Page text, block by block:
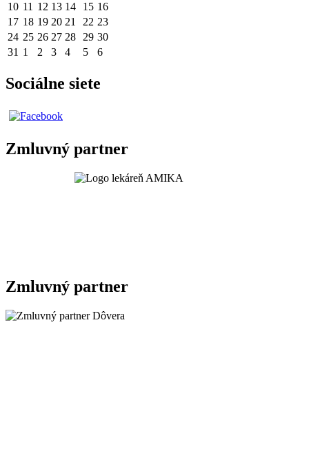
10 11 12 13 14 15 16
17 18 19 20 21 22 23
24 25 26 27 28 29 30
31 1 2 3 4 5 6
Sociálne siete
Zmluvný partner
Zmluvný partner